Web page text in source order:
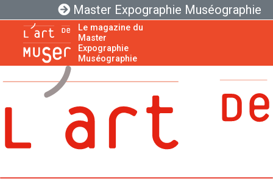
Master Expographie Muséographie
Le magazine du
Master
Expographie
Muséographie